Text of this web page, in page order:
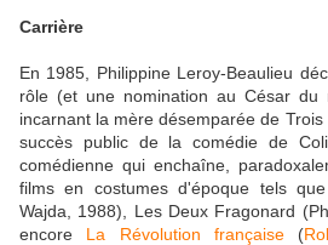
Carrière
En 1985, Philippine Leroy-Beaulieu
rôle (et une nomination au César du
incarnant la mère désemparée de
succès public de la comédie de
comédienne qui enchaîne,
films en costumes d'époque tels
Wajda, 1988), Les Deux Fragonard
encore La Révolution française(